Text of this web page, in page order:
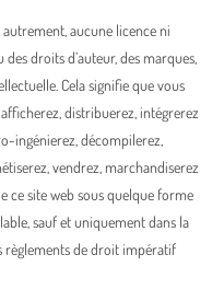
aucune licence ni
droits d’auteur, des marques,
Cela signifie que vous
distribuerez, intégrerez
ingénierez, décompilerez,
vendrez, marchandiserez
ce site web sous quelque forme
sauf et uniquement dans la
règlements de droit impératif